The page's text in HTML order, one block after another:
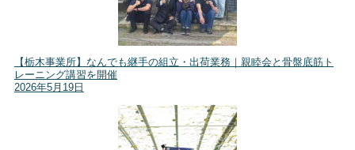
【栃木事業所】なんでも継手の組立・出荷業務｜親睦会と骨盤底筋ト
レーニング講習を開催
2026年5月19日